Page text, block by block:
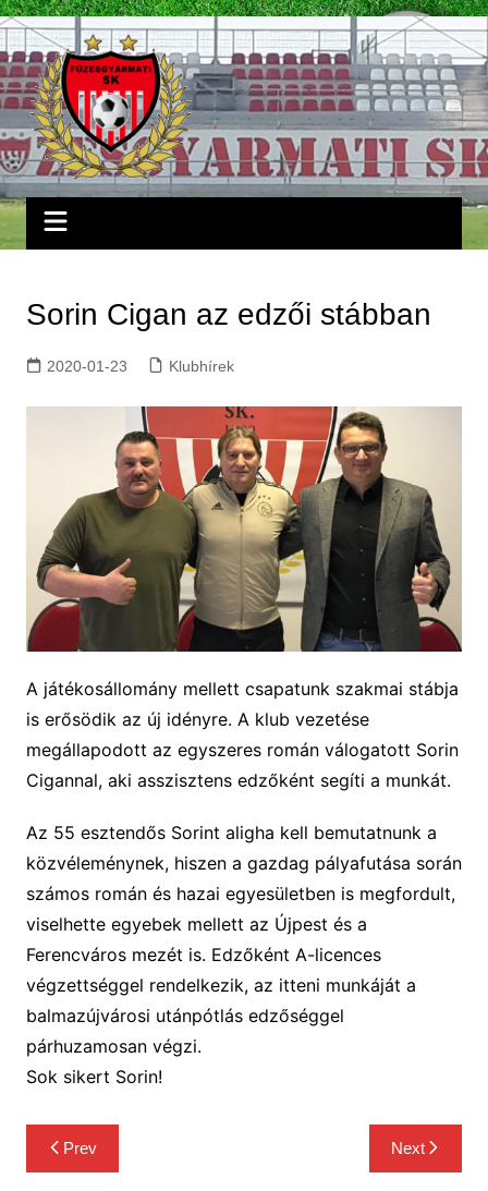
Skip
to
content
Sorin Cigan az edzői stábban
2020-01-23 Klubhírek
A játékosállomány mellett csapatunk szakmai stábja
is erősödik az új idényre. A klub vezetése
megállapodott az egyszeres román válogatott Sorin
Cigannal, aki asszisztens edzőként segíti a munkát.
Az 55 esztendős Sorint aligha kell bemutatnunk a
közvéleménynek, hiszen a gazdag pályafutása során
számos román és hazai egyesületben is megfordult,
viselhette egyebek mellett az Újpest és a
Ferencváros mezét is. Edzőként A-licences
végzettséggel rendelkezik, az itteni munkáját a
balmazújvárosi utánpótlás edzőséggel
párhuzamosan végzi.
Sok sikert Sorin!
Bejegyzés
navigáció
Prev Next